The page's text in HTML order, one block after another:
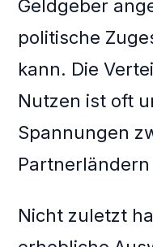
Geldgeber
politische
kann. Die
Nutzen ist oft
Spannungen
Nicht zuletzt